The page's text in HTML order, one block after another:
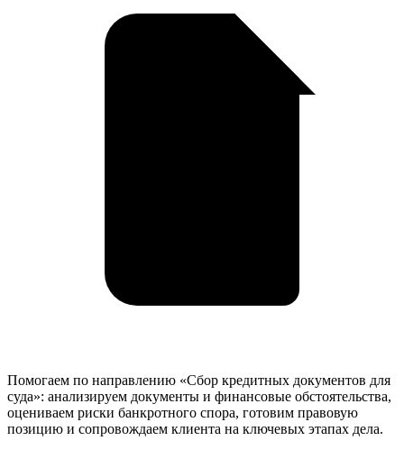
Помогаем по направлению «Сбор кредитных документов для
суда»: анализируем документы и финансовые обстоятельства,
оцениваем риски банкротного спора, готовим правовую
позицию и сопровождаем клиента на ключевых этапах дела.